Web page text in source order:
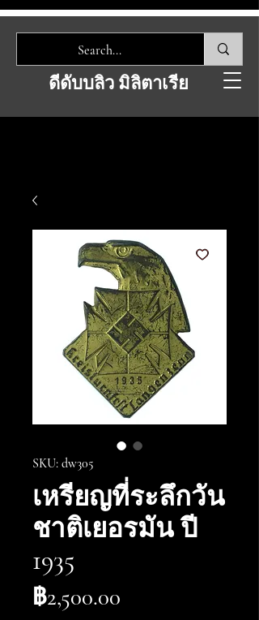
ดีดับบลิว มิลิตาเรีย
SKU: dw305
เหรียญที่ระลึกวัน
ชาติเยอรมัน ปี
1935
฿2,500.00